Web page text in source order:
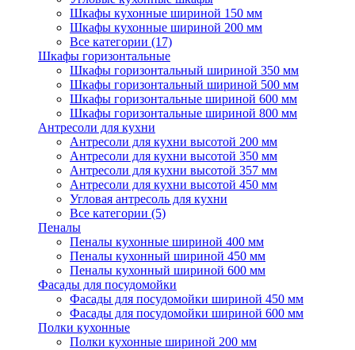
Шкафы кухонные шириной 150 мм
Шкафы кухонные шириной 200 мм
Все категории (17)
Шкафы горизонтальные
Шкафы горизонтальный шириной 350 мм
Шкафы горизонтальный шириной 500 мм
Шкафы горизонтальные шириной 600 мм
Шкафы горизонтальные шириной 800 мм
Антресоли для кухни
Антресоли для кухни высотой 200 мм
Антресоли для кухни высотой 350 мм
Антресоли для кухни высотой 357 мм
Антресоли для кухни высотой 450 мм
Угловая антресоль для кухни
Все категории (5)
Пеналы
Пеналы кухонные шириной 400 мм
Пеналы кухонный шириной 450 мм
Пеналы кухонный шириной 600 мм
Фасады для посудомойки
Фасады для посудомойки шириной 450 мм
Фасады для посудомойки шириной 600 мм
Полки кухонные
Полки кухонные шириной 200 мм